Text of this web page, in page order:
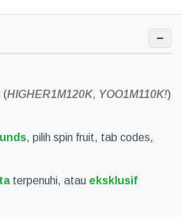
−
(HIGHER1M120K, YOO1M110K!)
, pilih spin fruit, tab codes,
terpenuhi, atau eksklusif